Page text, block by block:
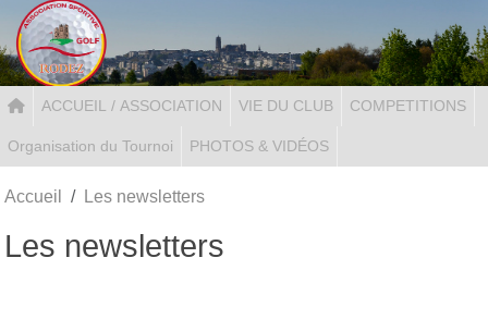
ACCUEIL / ASSOCIATION VIE DU CLUB COMPETITIONS
Organisation du Tournoi PHOTOS & VIDÉOS
Accueil Les newsletters
Les newsletters
Panneau de gestion des cookies